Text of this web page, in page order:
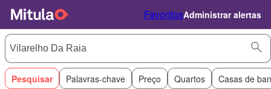
FavoritosAdministrar alertas
Pesquisar Palavras-chave Preço Quartos Casas de